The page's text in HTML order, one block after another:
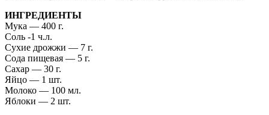
ИНГРЕДИЕНТЫ
Мука — 400 г.
Соль -1 ч.л.
Сухие дрожжи — 7 г.
Сода пищевая — 5 г.
Сахар — 30 г.
Яйцо — 1 шт.
Молоко — 100 мл.
Яблоки — 2 шт.